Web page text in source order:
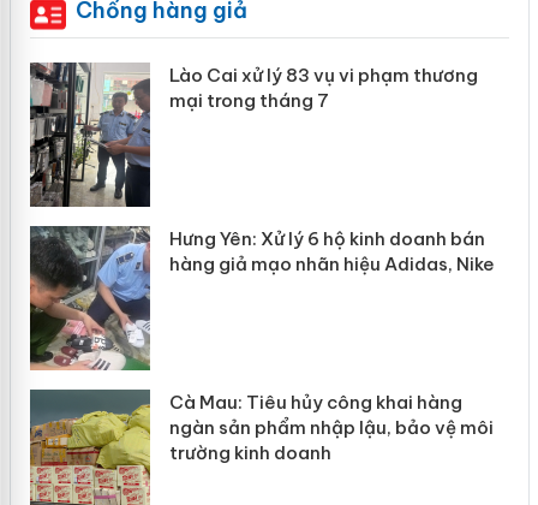
Chống hàng giả
Lào Cai xử lý 83 vụ vi phạm thương
mại trong tháng 7
Hưng Yên: Xử lý 6 hộ kinh doanh bán
hàng giả mạo nhãn hiệu Adidas, Nike
Cà Mau: Tiêu hủy công khai hàng
ngàn sản phẩm nhập lậu, bảo vệ môi
trường kinh doanh